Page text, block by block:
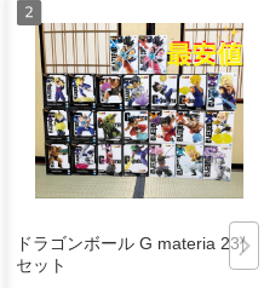
ドラゴンボール G materia 23個
セット